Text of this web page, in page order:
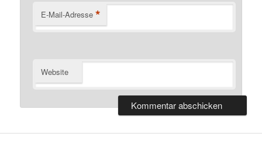
E-Mail-Adresse *
Website